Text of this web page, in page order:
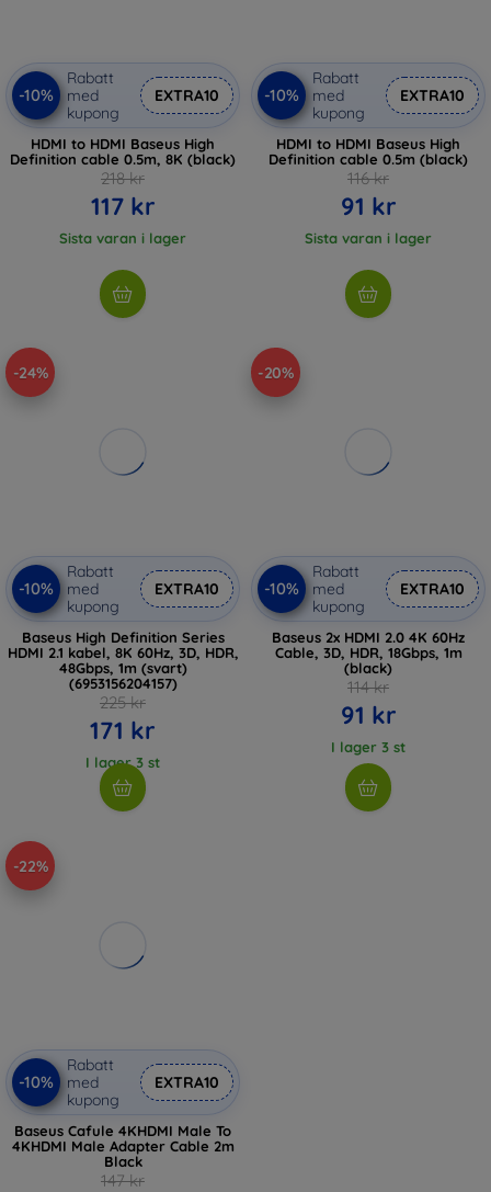
-10%
Rabatt
med
kupong
EXTRA10
HDMI to HDMI Baseus High
Definition cable 0.5m, 8K (black)
218 kr
117 kr
Sista varan i lager
-10%
Rabatt
med
kupong
EXTRA10
HDMI to HDMI Baseus High
Definition cable 0.5m (black)
116 kr
91 kr
Sista varan i lager
-24%
-10%
Rabatt
med
kupong
EXTRA10
Baseus High Definition Series
HDMI 2.1 kabel, 8K 60Hz, 3D, HDR,
48Gbps, 1m (svart)
(6953156204157)
225 kr
171 kr
I lager 3 st
-20%
-10%
Rabatt
med
kupong
EXTRA10
Baseus 2x HDMI 2.0 4K 60Hz
Cable, 3D, HDR, 18Gbps, 1m
(black)
114 kr
91 kr
I lager 3 st
-22%
-10%
Rabatt
med
kupong
EXTRA10
Baseus Cafule 4KHDMI Male To
4KHDMI Male Adapter Cable 2m
Black
147 kr